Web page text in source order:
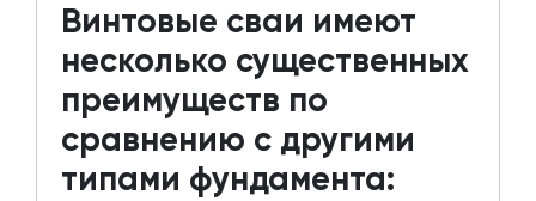
Винтовые сваи имеют
несколько существенных
преимуществ по
сравнению с другими
типами фундамента: